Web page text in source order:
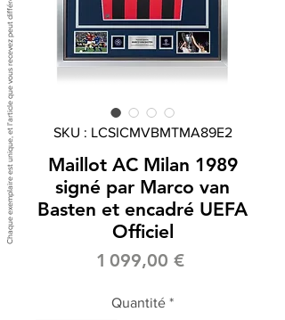
SKU : LCSICMVBMTMA89E2
Maillot AC Milan 1989
signé par Marco van
Basten et encadré UEFA
Officiel
1 099,00 €Prix
Quantité *